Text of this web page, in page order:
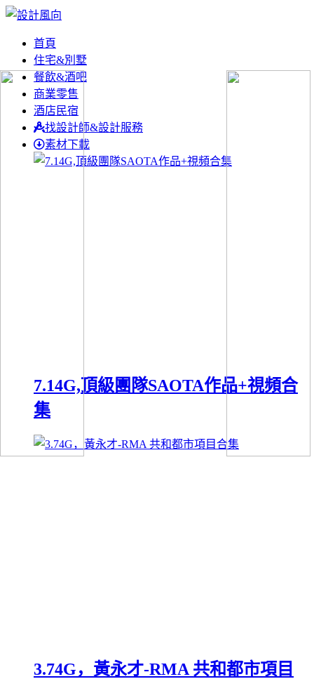
首頁
住宅&別墅
餐飲&酒吧
商業零售
酒店民宿
找設計師&設計服務
素材下載
7.14G,頂級團隊SAOTA作品+視頻合
集
3.74G，黃永才-RMA 共和都市項目